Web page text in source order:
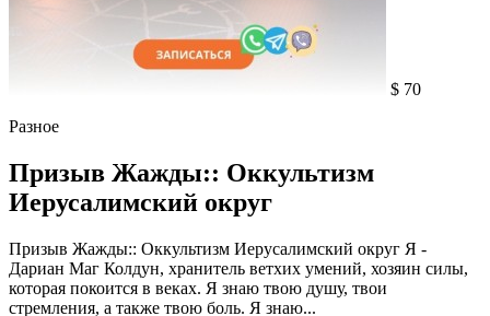
$ 70
Разное
Призыв Жажды:: Оккультизм
Иерусалимский округ
Призыв Жажды:: Оккультизм Иерусалимский округ Я -
Дариан Маг Колдун, хранитель ветхих умений, хозяин силы,
которая покоится в веках. Я знаю твою душу, твои
стремления, а также твою боль. Я знаю...